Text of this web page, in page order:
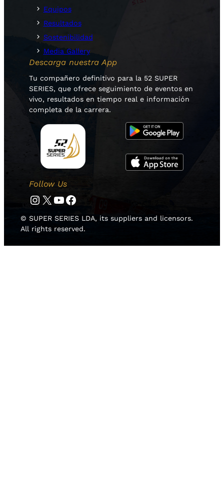
Equipos
Resultados
Sostenibilidad
Media Gallery
Descarga nuestra App
Tu compañero definitivo para la 52 SUPER
SERIES, que ofrece seguimiento de eventos en
vivo, resultados en tiempo real e información
completa de la carrera.
Follow Us
Instagram Twitter YouTube Facebook
© SUPER SERIES LDA, its suppliers and licensors.
All rights reserved.